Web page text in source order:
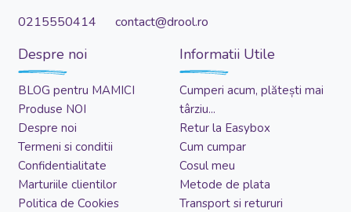
0215550414 contact@drool.ro
Despre noi
BLOG pentru MAMICI
Produse NOI
Despre noi
Termeni si conditii
Confidentialitate
Marturiile clientilor
Politica de Cookies
Informatii Utile
Cumperi acum, plătești mai
târziu...
Retur la Easybox
Cum cumpar
Cosul meu
Metode de plata
Transport si retururi